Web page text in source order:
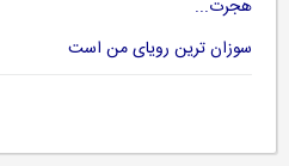
هجرت...
سوزان ترین رویای من است